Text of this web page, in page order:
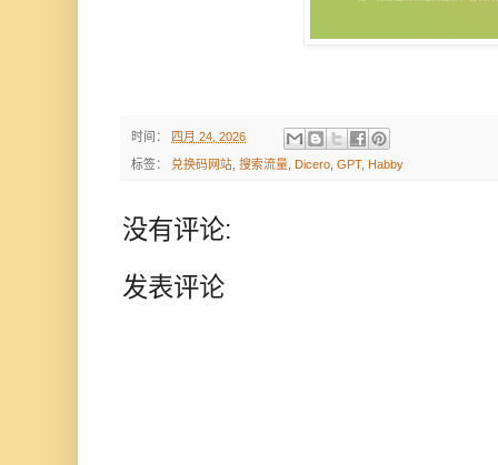
时间： 四月 24, 2026
标签： 兑换码网站 搜索流量 Dicero GPT, Habby
没有评论:
发表评论